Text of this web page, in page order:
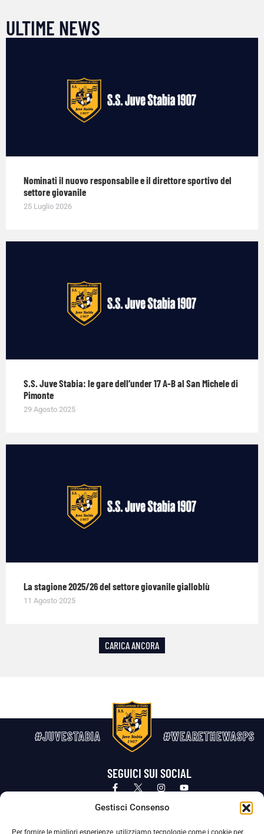
Gestisci Consenso
Per fornire le migliori esperienze, utilizziamo tecnologie come i cookie per
ULTIME NEWS
Nominati il nuovo responsabile e il direttore sportivo del
settore giovanile
25 Luglio 2026
S.S. Juve Stabia: le gare dell’under 17 A-B al San Michele di
Pimonte
29 Agosto 2025
La stagione 2025/26 del settore giovanile gialloblù
11 Agosto 2025
CARICA ANCORA
#JUVESTABIA #WEARETHEWASPS
SEGUICI SUI SOCIAL
Privacy Policy Cookie Policy